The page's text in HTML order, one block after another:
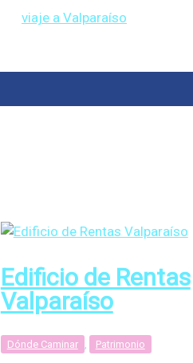
viaje a Valparaíso
Edificio de Rentas
Valparaíso
Dónde Caminar Patrimonio